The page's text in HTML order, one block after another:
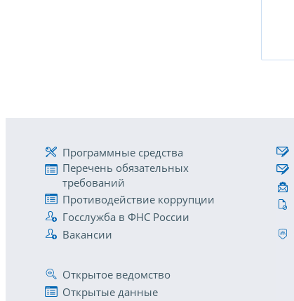
Программные средства
Перечень обязательных
требований
Противодействие коррупции
Госслужба в ФНС России
Вакансии
Открытое ведомство
Открытые данные